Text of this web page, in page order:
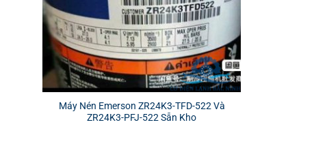
Máy Nén Emerson ZR24K3-TFD-522 Và
ZR24K3-PFJ-522 Sẵn Kho